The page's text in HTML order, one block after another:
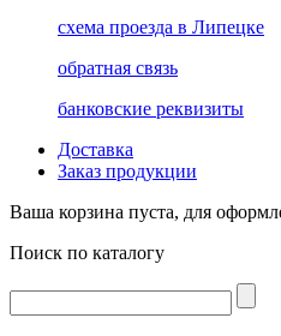
схема проезда в Липецке
обратная связь
банковские реквизиты
Доставка
Заказ продукции
Ваша корзина пуста, для
Поиск по каталогу